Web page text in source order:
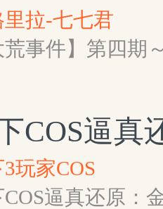
里拉-七七君
荒事件】第四
COS逼真
玩家COS
COS逼真还原：